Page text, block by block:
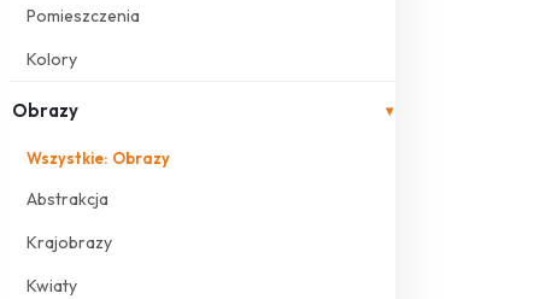
Pomieszczenia
Kolory
Obrazy ▾
Wszystkie: Obrazy
Abstrakcja
Krajobrazy
Kwiaty